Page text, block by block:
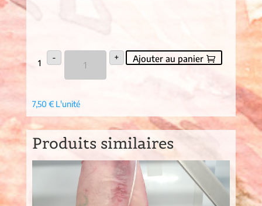
-
quantité
jambonneau
os
+
1 Ajouter au panier
7,50€ L'unité
Produits similaires